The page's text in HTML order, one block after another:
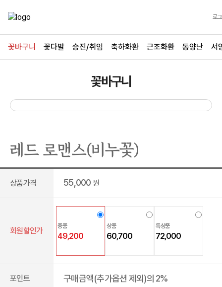
로
꽃바구니 꽃다발 승진/취임 축하화환 근조화환 동양난 서
꽃바구니
레드 로맨스(비누꽃)
상품가격 55,000 원
회원할인가
중품
49,200
상품
60,700
특상품
72,000
포인트 구매금액(추가옵션 제외)의 2%